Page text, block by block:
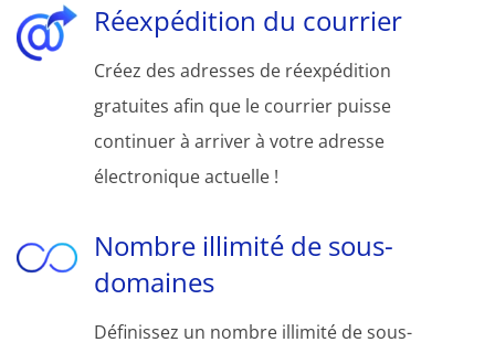
Réexpédition du courrier
Créez des adresses de réexpédition
gratuites afin que le courrier puisse
continuer à arriver à votre adresse
électronique actuelle !
Nombre illimité de sous-
domaines
Définissez un nombre illimité de sous-